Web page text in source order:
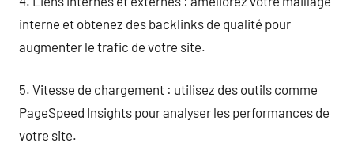
interne et obtenez des backlinks de qualité pour
augmenter le trafic de votre site.
5. Vitesse de chargement : utilisez des outils comme
PageSpeed Insights pour analyser les performances de
votre site.